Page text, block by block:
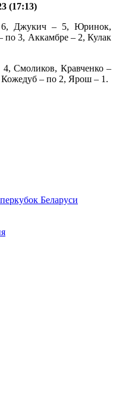
(17:13)
Джукич – 5, Юринок,
по 3, Аккамбре – 2, Кулак
Смоликов, Кравченко –
Кожедуб – по 2, Ярош – 1.
Беларуси